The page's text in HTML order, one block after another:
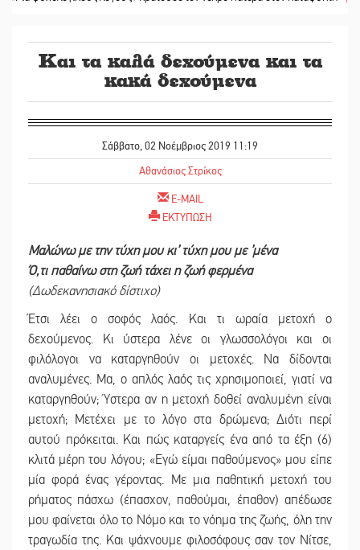
Και τα καλά δεχούμενα και τα
κακά δεχούμενα
Σάββατο, 02 Νοέμβριος 2019 11:19
Αθανάσιος Στρίκος
E-MAIL
ΕΚΤΥΠΩΣΗ
Μαλώνω με την τύχη μου κι’ τύχη μου με ’μένα
Ό,τι παθαίνω στη ζωή τάχει η ζωή φερμένα
(Δωδεκανησιακό δίστιχο)
Έτσι λέει ο σοφός λαός. Και τι ωραία μετοχή ο
δεχούμενος. Κι ύστερα λένε οι γλωσσολόγοι και οι
φιλόλογοι να καταργηθούν οι μετοχές. Να δίδονται
αναλυμένες. Μα, ο απλός λαός τις χρησιμοποιεί, γιατί να
καταργηθούν; Ύστερα αν η μετοχή δοθεί αναλυμένη είναι
μετοχή; Μετέχει με το λόγο στα δρώμενα; Διότι περί
αυτού πρόκειται. Και πώς καταργείς ένα από τα έξη (6)
κλιτά μέρη του λόγου; «Εγώ είμαι παθούμενος» μου είπε
μία φορά ένας γέροντας. Με μια παθητική μετοχή του
ρήματος πάσχω (έπασχον, παθούμαι, έπαθον) απέδωσε
μου φαίνεται όλο το Νόμο και το νόημα της ζωής, όλη την
τραγωδία της. Και ψάχνουμε φιλοσόφους σαν τον Νίτσε,